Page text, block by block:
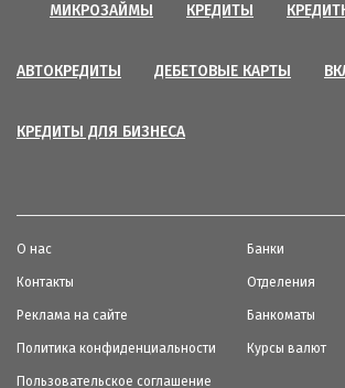
МИКРОЗАЙМЫ КРЕДИТЫ
АВТОКРЕДИТЫ ДЕБЕТОВЫЕ КАРТЫ
КРЕДИТЫ ДЛЯ БИЗНЕСА
О нас
Контакты
Реклама на сайте
Политика конфиденциальности
Пользовательское соглашение
Банки
Отделения
Банкоматы
Курсы валют